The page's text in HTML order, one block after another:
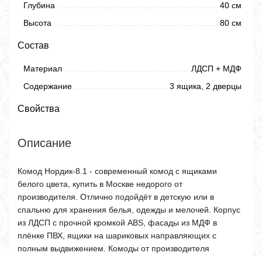
Глубина
40 см
Высота
80 см
Состав
Материал
ЛДСП + МДФ
Содержание
3 ящика, 2 дверцы
Свойства
Описание
Комод Нордик-8.1 - современный комод с ящиками
белого цвета, купить в Москве недорого от
производителя. Отлично подойдёт в детскую или в
спальню для хранения белья, одежды и мелочей. Корпус
из ЛДСП с прочной кромкой ABS, фасады из МДФ в
плёнке ПВХ, ящики на шариковых направляющих с
полным выдвижением. Комоды от производителя